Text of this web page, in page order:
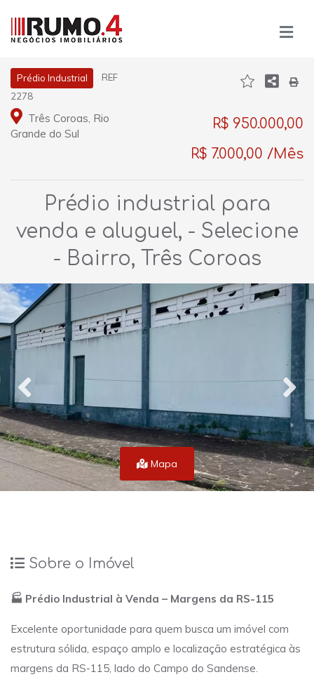
Prédio Industrial
REF
2278
Três Coroas, Rio
Grande do Sul
R$ 950.000,00
R$ 7.000,00 /Mês
Prédio industrial para
venda e aluguel, - Selecione
- Bairro, Três Coroas
Mapa
Sobre o Imóvel
🏭 Prédio Industrial à Venda – Margens da RS-115
Excelente oportunidade para quem busca um imóvel com
estrutura sólida, espaço amplo e localização estratégica às
margens da RS-115, lado do Campo do Sandense.